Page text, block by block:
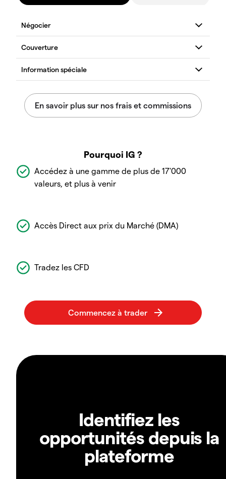
Pourquoi IG ?
Accédez à une gamme de plus de 17'000
valeurs, et plus à venir
Accès Direct aux prix du Marché (DMA)
Tradez les CFD
Identifiez les
opportunités depuis la
plateforme